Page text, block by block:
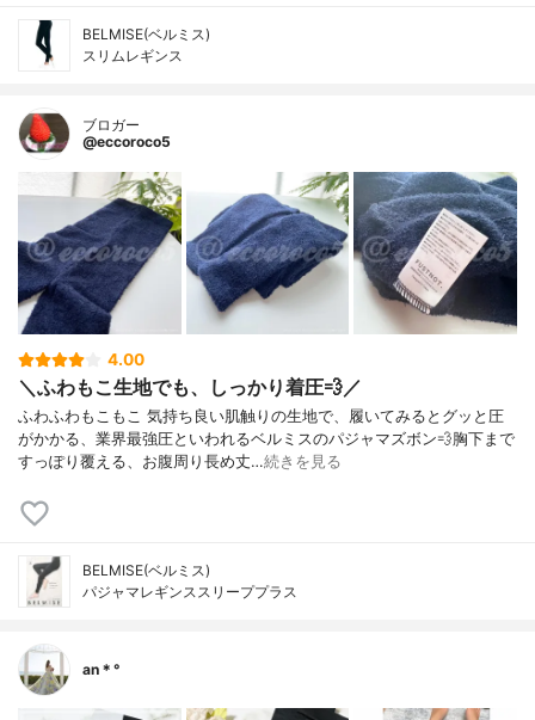
BELMISE(ベルミス)
スリムレギンス
ブロガー
@eccoroco5
4.00
＼ふわもこ生地でも、しっかり着圧💨／
ふわふわもこもこ 気持ち良い肌触りの生地で、履いてみるとグッと圧
がかかる、業界最強圧といわれるベルミスのパジャマズボン💨⁡胸下まで
すっぽり覆える、お腹周り長め丈…続きを見る
BELMISE(ベルミス)
パジャマレギンススリーププラス
an＊°